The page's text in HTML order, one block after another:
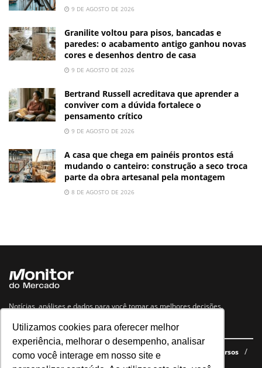
Utilizamos cookies para oferecer melhor
experiência, melhorar o desempenho, analisar
como você interage em nosso site e
9 DE AGOSTO DE 2026
Granilite voltou para pisos, bancadas e
paredes: o acabamento antigo ganhou novas
cores e desenhos dentro de casa
9 DE AGOSTO DE 2026
Bertrand Russell acreditava que aprender a
conviver com a dúvida fortalece o
pensamento crítico
9 DE AGOSTO DE 2026
A casa que chega em painéis prontos está
mudando o canteiro: construção a seco troca
parte da obra artesanal pela montagem
8 DE AGOSTO DE 2026
Notícias, análises e dados para você tomar as melhores decisões.
Navegue no site
Últimas notícias Quem somos E-books gratuitos
Cursos
Política de privacidade